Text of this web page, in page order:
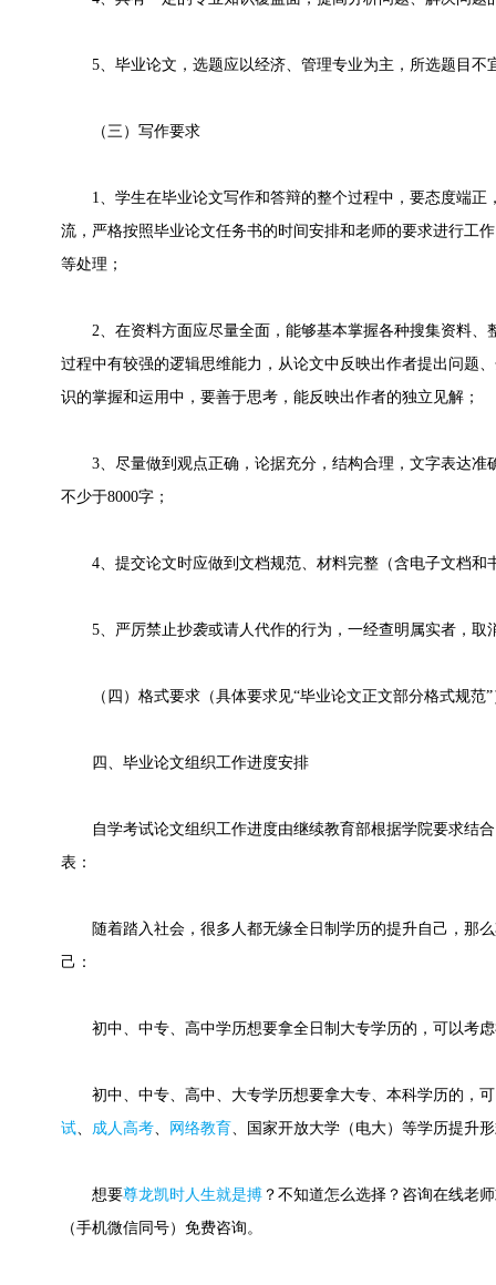
5、毕业论文，选题应以经济、管理专业为主，所选题目不
（三）写作要求
1、学生在毕业论文写作和答辩的整个过程中，要态度端正
流，严格按照毕业论文任务书的时间安排和老师的要求进行工
等处理；
2、在资料方面应尽量全面，能够基本掌握各种搜集资料、
过程中有较强的逻辑思维能力，从论文中反映出作者提出问题
识的掌握和运用中，要善于思考，能反映出作者的独立见解；
3、尽量做到观点正确，论据充分，结构合理，文字表达准
不少于8000字；
4、提交论文时应做到文档规范、材料完整（含电子文档和
5、严厉禁止抄袭或请人代作的行为，一经查明属实者，取
（四）格式要求（具体要求见“毕业论文正文部分格式规范”
四、毕业论文组织工作进度安排
自学考试论文组织工作进度由继续教育部根据学院要求结合
表：
随着踏入社会，很多人都无缘全日制学历的提升自己，那么
己：
初中、中专、高中学历想要拿全日制大专学历的，可以考虑
初中、中专、高中、大专学历想要拿大专、本科学历的，可
试、 成人高考、 网络教育、国家开放大学（电大）等学历提升
想要尊龙凯时人生就是搏 ？不知道怎么选择？咨询在线老
（手机微信同号）免费咨询。